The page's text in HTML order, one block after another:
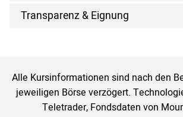
Transparenz & Eignung
Alle Kursinformationen sind nach den
jeweiligen Börse verzögert.
Teletrader, Fondsdaten von